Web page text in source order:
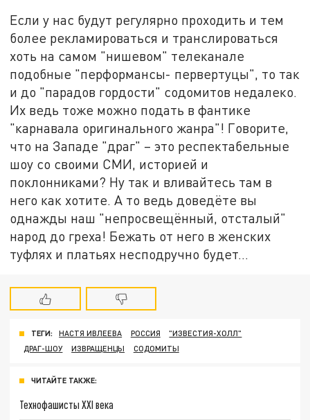
Если у нас будут регулярно проходить и тем
более рекламироваться и транслироваться
хоть на самом "нишевом" телеканале
подобные "перформансы- первертуцы", то так
и до "парадов гордости" содомитов недалеко.
Их ведь тоже можно подать в фантике
"карнавала оригинального жанра"! Говорите,
что на Западе "драг" – это респектабельные
шоу со своими СМИ, историей и
поклонниками? Ну так и вливайтесь там в
него как хотите. А то ведь доведёте вы
однажды наш "непросвещённый, отсталый"
народ до греха! Бежать от него в женских
туфлях и платьях несподручно будет...
ТЕГИ: НАСТЯ ИВЛЕЕВА РОССИЯ
"ИЗВЕСТИЯ-ХОЛЛ"
ДРАГ-ШОУ
ИЗВРАЩЕНЦЫ СОДОМИТЫ
ЧИТАЙТЕ ТАКЖЕ:
Технофашисты XXI века